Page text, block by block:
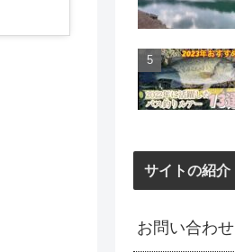
サイトの紹介
お問い合わせ